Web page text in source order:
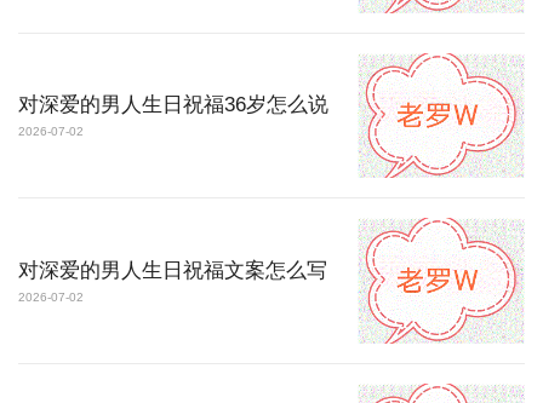
对深爱的男人生日祝福36岁怎么说
2026-07-02
对深爱的男人生日祝福文案怎么写
2026-07-02